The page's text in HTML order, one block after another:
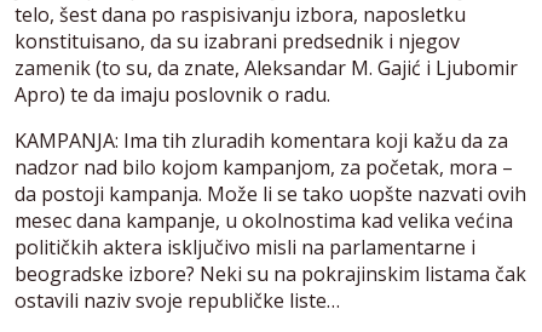
telo, šest dana po raspisivanju izbora, naposletku
konstituisano, da su izabrani predsednik i njegov
zamenik (to su, da znate, Aleksandar M. Gajić i Ljubomir
Apro) te da imaju poslovnik o radu.
KAMPANJA: Ima tih zluradih komentara koji kažu da za
nadzor nad bilo kojom kampanjom, za početak, mora –
da postoji kampanja. Može li se tako uopšte nazvati ovih
mesec dana kampanje, u okolnostima kad velika većina
političkih aktera isključivo misli na parlamentarne i
beogradske izbore? Neki su na pokrajinskim listama čak
ostavili naziv svoje republičke liste…